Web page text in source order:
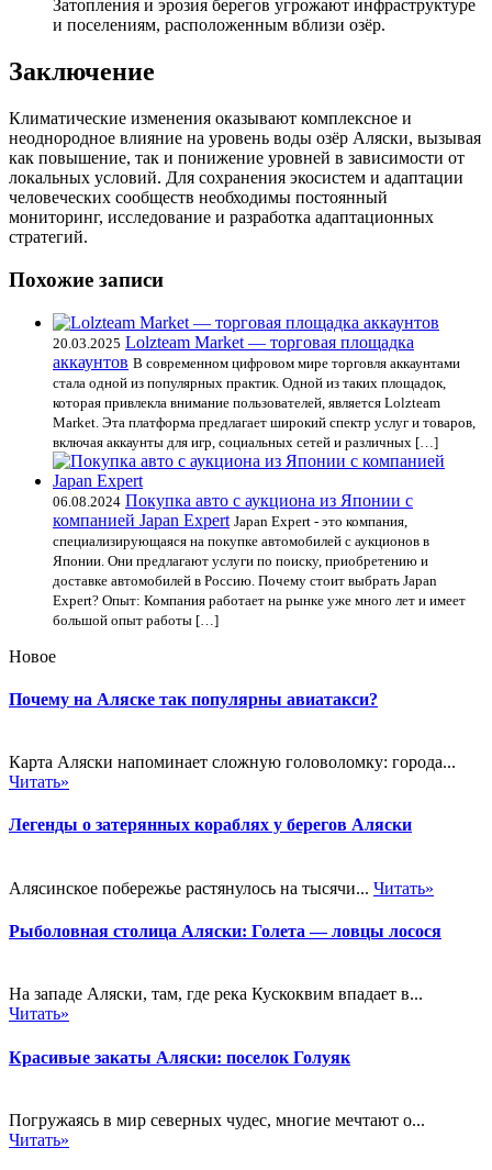
Затопления и эрозия берегов угрожают инфраструктуре
и поселениям, расположенным вблизи озёр.
Заключение
Климатические изменения оказывают комплексное и
неоднородное влияние на уровень воды озёр Аляски, вызывая
как повышение, так и понижение уровней в зависимости от
локальных условий. Для сохранения экосистем и адаптации
человеческих сообществ необходимы постоянный
мониторинг, исследование и разработка адаптационных
стратегий.
Похожие записи
20.03.2025 Lolzteam Market — торговая площадка
аккаунтов В современном цифровом мире торговля аккаунтами
стала одной из популярных практик. Одной из таких площадок,
которая привлекла внимание пользователей, является Lolzteam
Market. Эта платформа предлагает широкий спектр услуг и товаров,
включая аккаунты для игр, социальных сетей и различных […]
06.08.2024 Покупка авто с аукциона из Японии с
компанией Japan Expert Japan Expert - это компания,
специализирующаяся на покупке автомобилей с аукционов в
Японии. Они предлагают услуги по поиску, приобретению и
доставке автомобилей в Россию. Почему стоит выбрать Japan
Expert? Опыт: Компания работает на рынке уже много лет и имеет
большой опыт работы […]
Новое
Почему на Аляске так популярны авиатакси?
Карта Аляски напоминает сложную головоломку: города...
Читать»
Легенды о затерянных кораблях у берегов Аляски
Алясинское побережье растянулось на тысячи... Читать»
Рыболовная столица Аляски: Голета — ловцы лосося
На западе Аляски, там, где река Кускоквим впадает в...
Читать»
Красивые закаты Аляски: поселок Голуяк
Погружаясь в мир северных чудес, многие мечтают о...
Читать»